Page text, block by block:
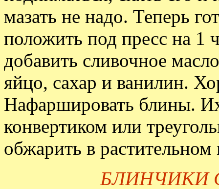
мазать не надо. Теперь
положить под пресс на 1
добавить сливочное
яйцо, сахар и ванилин.
Нафаршировать блины.
конвертиком или
обжарить в растительном
БЛИНЧИКИ